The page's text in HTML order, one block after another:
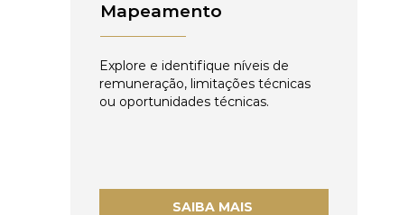
Mapeamento
Explore e identifique níveis de
remuneração, limitações técnicas
ou oportunidades técnicas.
SAIBA MAIS